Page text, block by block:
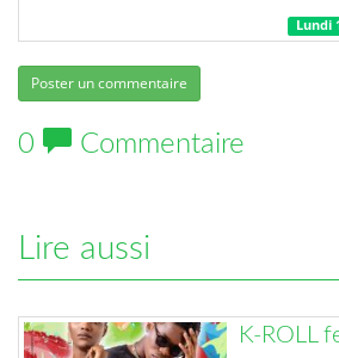
Lundi
Poster un commentaire
0 Commentaire
Lire aussi
K-ROLL